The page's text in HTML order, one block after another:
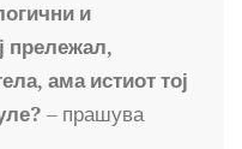
и
прележал,
ама истиот тој
– прашува